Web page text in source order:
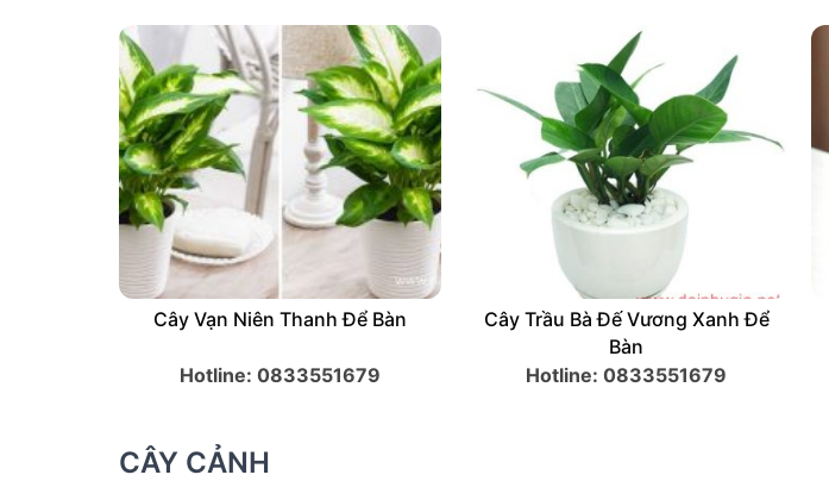
Cây Khổng Tước
Hotline: 0833551679
Cây Vạn Niên Thanh Để Bàn
Hotline: 0833551679
CÂY CẢNH